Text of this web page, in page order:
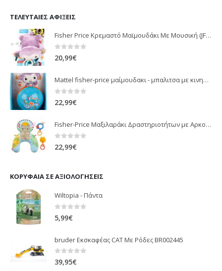
ΤΕΛΕΥΤΑΊΕΣ ΑΦΊΞΕΙΣ
Fisher Price Κρεμαστό Μαϊμουδάκι Με Μουσική (JFF02)
0 out of 5
20,99€
Mattel fisher-price μαίμουδακι - μπαλιτσα με κινηση JLB95
22,99€
Fisher-Price Μαξιλαράκι Δραστηριοτήτων με Αρκουδάκι (JHB44)
22,99€
ΚΟΡΥΦΑΊΑ ΣΕ ΑΞΙΟΛΟΓΉΣΕΙΣ
Wiltopia - Πάντα
5,99€
bruder Εκσκαφέας CAT Με Ρόδες BR002445
0 out of 5
39,95€